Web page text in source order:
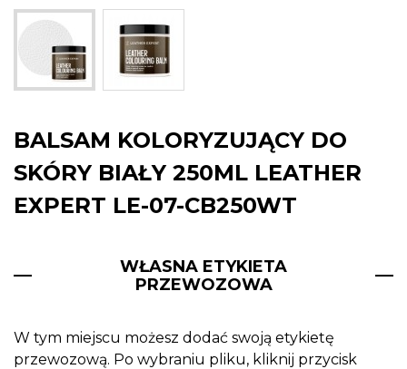
BALSAM KOLORYZUJĄCY DO
SKÓRY BIAŁY 250ML LEATHER
EXPERT LE-07-CB250WT
WŁASNA ETYKIETA
PRZEWOZOWA
W tym miejscu możesz dodać swoją etykietę
przewozową. Po wybraniu pliku, kliknij przycisk